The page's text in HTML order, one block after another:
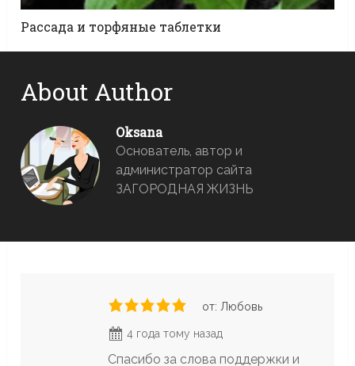
Рассада и торфяные таблетки
About Author
Oksana
Основатель, автор и
администратор сайта
ЗАГОРОДНАЯ ЖИЗНЬ
от: Любовь
4 года тому назад
Спасибо за слова поддержки и